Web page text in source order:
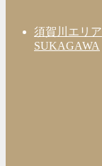
須賀川エリア
SUKAGAWA